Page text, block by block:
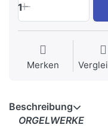
1
Merken
Beschreibung
ORGELWERKE